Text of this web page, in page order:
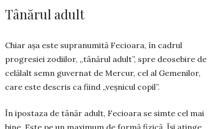
Tânărul adult
Chiar așa este supranumită Fecioara, în cadrul
progresiei zodiilor, „tânărul adult”, spre deosebire de
celălalt semn guvernat de Mercur, cel al Ge­me­­nilor,
care este descris ca fiind „veșnicul co­pil”.
În ipostaza de tânăr adult, Fecioara se simte cel mai
bine. Este pe un maximum de formă fizică. Își atinge